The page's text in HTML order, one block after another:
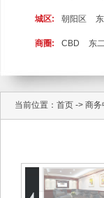
城区: 朝阳区
商圈: CBD 东
当前位置： 首页 -> 商务